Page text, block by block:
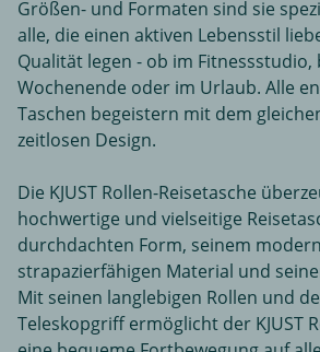
Größen- und Formaten sind sie
alle, die einen aktiven Lebensstil
Qualität legen - ob im
Wochenende oder im Urlaub. Alle
Taschen begeistern mit dem
zeitlosen Design.
Die KJUST Rollen-Reisetasche
hochwertige und vielseitige
durchdachten Form, seinem
strapazierfähigen Material und
Mit seinen langlebigen Rollen und
Teleskopgriff ermöglicht der KJUST